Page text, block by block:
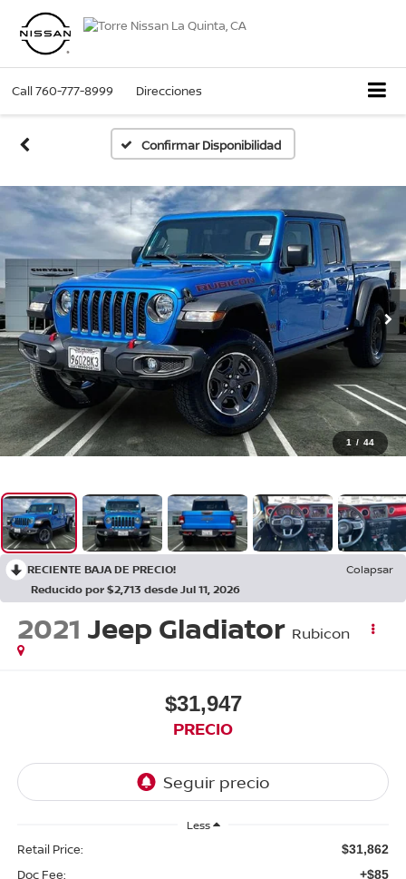
Call760-777-8999 Direcciones
Confirmar Disponibilidad
1 / 44
RECIENTE BAJA DE PRECIO!
Colapsar
Reducido por $2,713 desde Jul 11, 2026
2021 Jeep Gladiator Rubicon
$31,947
PRECIO
Less
Retail Price: $31,862
Doc Fee: +$85